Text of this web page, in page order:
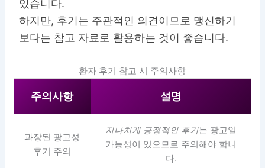
있습니다.
하지만, 후기는 주관적인 의견이므로 맹신하기
보다는 참고 자료로 활용하는 것이 좋습니다.
환자 후기 참고 시 주의사항
주의사항 설명
과장된 광고성
후기 주의
지나치게 긍정적인 후기는 광고일
가능성이 있으므로 주의해야 합니
다.